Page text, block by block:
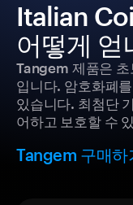
Italian
어떻게 얻
Tangem 제품은 초
입니다. 암호화폐
있습니다. 최첨단
어하고 보호할 수
Tangem 구매하